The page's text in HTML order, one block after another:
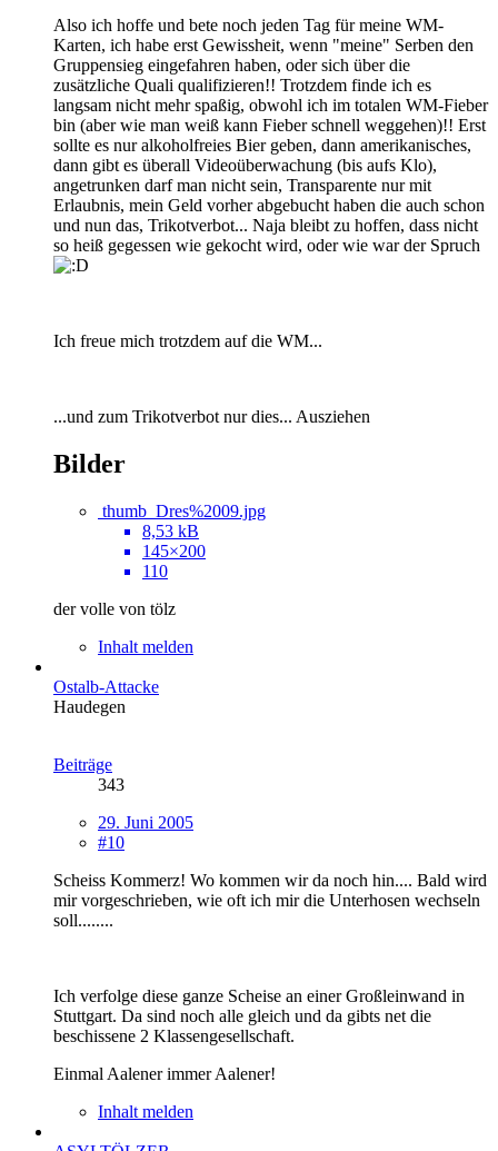
Also ich hoffe und bete noch jeden Tag für meine WM-
Karten, ich habe erst Gewissheit, wenn "meine" Serben den
Gruppensieg eingefahren haben, oder sich über die
zusätzliche Quali qualifizieren!! Trotzdem finde ich es
langsam nicht mehr spaßig, obwohl ich im totalen WM-Fieber
bin (aber wie man weiß kann Fieber schnell weggehen)!! Erst
sollte es nur alkoholfreies Bier geben, dann amerikanisches,
dann gibt es überall Videoüberwachung (bis aufs Klo),
angetrunken darf man nicht sein, Transparente nur mit
Erlaubnis, mein Geld vorher abgebucht haben die auch schon
und nun das, Trikotverbot... Naja bleibt zu hoffen, dass nicht
so heiß gegessen wie gekocht wird, oder wie war der Spruch
Ich freue mich trotzdem auf die WM...
...und zum Trikotverbot nur dies... Ausziehen
Bilder
thumb_Dres%2009.jpg
8,53 kB
145×200
110
der volle von tölz
Inhalt melden
Ostalb-Attacke
Haudegen
Beiträge
343
29. Juni 2005
#10
Scheiss Kommerz! Wo kommen wir da noch hin.... Bald wird
mir vorgeschrieben, wie oft ich mir die Unterhosen wechseln
soll........
Ich verfolge diese ganze Scheise an einer Großleinwand in
Stuttgart. Da sind noch alle gleich und da gibts net die
beschissene 2 Klassengesellschaft.
Einmal Aalener immer Aalener!
Inhalt melden